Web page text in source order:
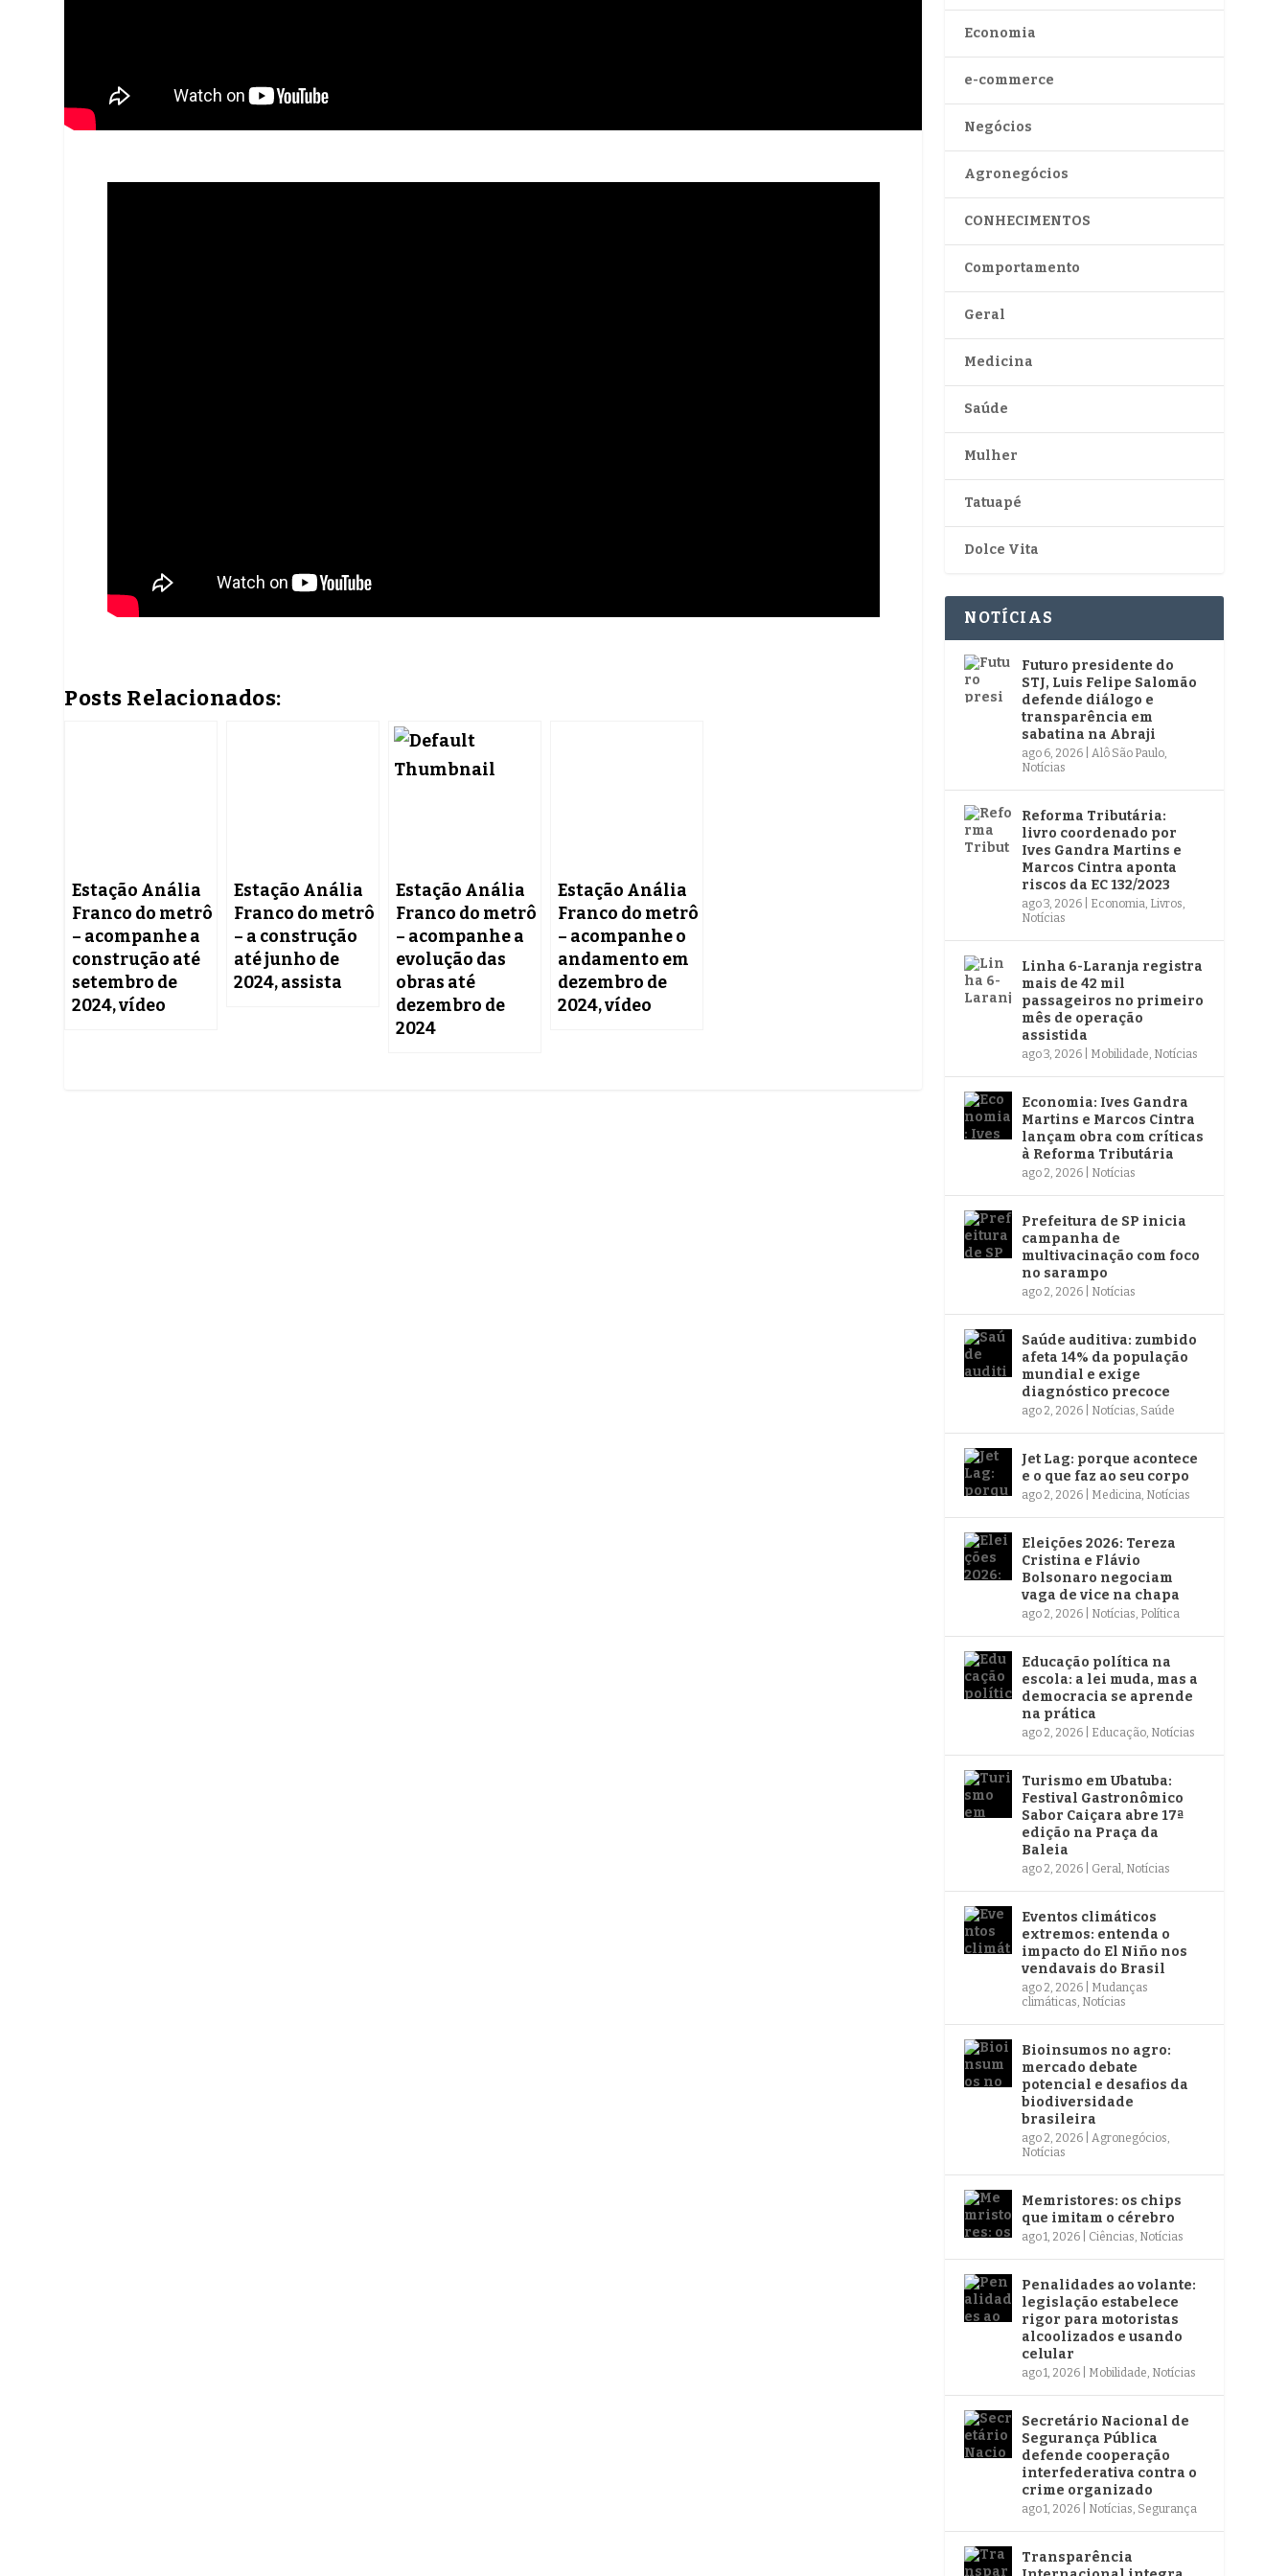
Posts Relacionados:
Estação Anália
Franco do metrô
– acompanhe a
construção até
setembro de
2024, vídeo
Estação Anália
Franco do metrô
– a construção
até junho de
2024, assista
Estação Anália
Franco do metrô
– acompanhe a
evolução das
obras até
dezembro de
2024
Estação Anália
Franco do metrô
– acompanhe o
andamento em
dezembro de
2024, vídeo
Economia
e-commerce
Negócios
Agronegócios
CONHECIMENTOS
Comportamento
Geral
Medicina
Saúde
Mulher
Tatuapé
Dolce Vita
NOTÍCIAS
Futuro presidente do
STJ, Luis Felipe Salomão
defende diálogo e
transparência em
sabatina na Abraji
ago 6, 2026 |Alô São Paulo,
Notícias
Reforma Tributária:
livro coordenado por
Ives Gandra Martins e
Marcos Cintra aponta
riscos da EC 132/2023
ago 3, 2026 Economia, Livros,
Notícias
Linha 6-Laranja registra
mais de 42 mil
passageiros no primeiro
mês de operação
assistida
ago 3, 2026 Mobilidade, Notícias
Economia: Ives Gandra
Martins e Marcos Cintra
lançam obra com críticas
à Reforma Tributária
ago 2, 2026 Notícias
Prefeitura de SP inicia
campanha de
multivacinação com foco
no sarampo
ago 2, 2026 Notícias
Saúde auditiva: zumbido
afeta 14% da população
mundial e exige
diagnóstico precoce
ago 2, 2026 Notícias, Saúde
Jet Lag: porque acontece
e o que faz ao seu corpo
ago 2, 2026 Medicina, Notícias
Eleições 2026: Tereza
Cristina e Flávio
Bolsonaro negociam
vaga de vice na chapa
ago 2, 2026 Notícias, Política
Educação política na
escola: a lei muda, mas a
democracia se aprende
na prática
ago 2, 2026 Educação, Notícias
Turismo em Ubatuba:
Festival Gastronômico
Sabor Caiçara abre 17ª
edição na Praça da
Baleia
ago 2, 2026 Geral, Notícias
Eventos climáticos
extremos: entenda o
impacto do El Niño nos
vendavais do Brasil
ago 2, 2026
Mudanças
climáticas, Notícias
Bioinsumos no agro:
mercado debate
potencial e desafios da
biodiversidade
brasileira
ago 2, 2026 |Agronegócios,
Notícias
Memristores: os chips
que imitam o cérebro
ago 1, 2026 Ciências, Notícias
Penalidades ao volante:
legislação estabelece
rigor para motoristas
alcoolizados e usando
celular
ago 1, 2026 Mobilidade, Notícias
Secretário Nacional de
Segurança Pública
defende cooperação
interfederativa contra o
crime organizado
ago 1, 2026 Notícias, Segurança
Transparência